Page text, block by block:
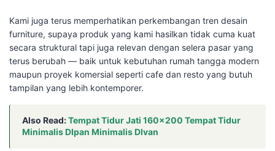
Kami juga terus memperhatikan perkembangan tren desain
furniture, supaya produk yang kami hasilkan tidak cuma kuat
secara struktural tapi juga relevan dengan selera pasar yang
terus berubah — baik untuk kebutuhan rumah tangga modern
maupun proyek komersial seperti cafe dan resto yang butuh
tampilan yang lebih kontemporer.
Also Read:Tempat Tidur Jati 160×200 Tempat Tidur
Minimalis DIpan Minimalis DIvan